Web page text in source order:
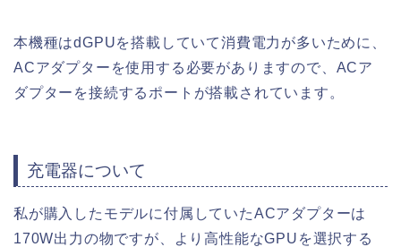
本機種はdGPUを搭載していて消費電力が多いために、
ACアダプターを使用する必要がありますので、ACア
ダプターを接続するポートが搭載されています。
充電器について
私が購入したモデルに付属していたACアダプターは
170W出力の物ですが、より高性能なGPUを選択する